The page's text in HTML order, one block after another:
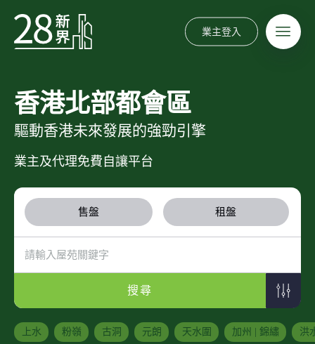
業主登入
香港北部都會區
驅動香港未來發展的強勁引擎
業主及代理免費自讓平台
售盤 租盤
搜尋
上水 粉嶺 古洞 元朗 天水圍 加州 | 錦繡 洪